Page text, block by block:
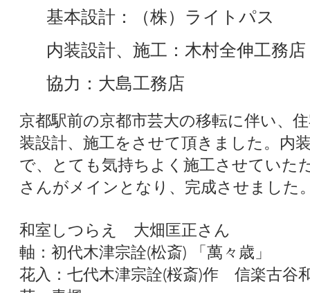
基本設計：（株）ライトパス
内装設計、施工：木村全伸工務店
協力：大島工務店
京都駅前の京都市芸大の移転に伴い、
装設計、施工をさせて頂きました。内
で、とても気持ちよく施工させていた
さんがメインとなり、完成させました
和室しつらえ 大畑匡正さん
軸：初代木津宗詮(松斎) 「萬々歳」
花入：七代木津宗詮(桜斎)作 信楽古谷